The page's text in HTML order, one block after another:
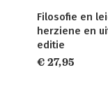
Filosofie en
herziene en
editie
€ 27,95